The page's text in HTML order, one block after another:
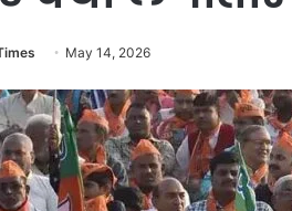
May 14, 2026